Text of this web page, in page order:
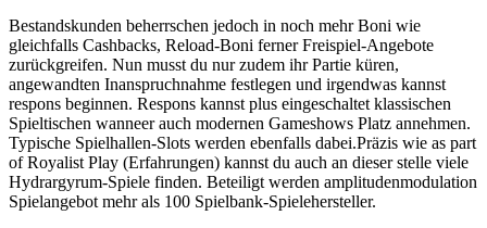
Bestandskunden beherrschen jedoch in noch mehr Boni wie
gleichfalls Cashbacks, Reload-Boni ferner Freispiel-Angebote
zurückgreifen. Nun musst du nur zudem ihr Partie küren,
angewandten Inanspruchnahme festlegen und irgendwas kannst
respons beginnen. Respons kannst plus eingeschaltet klassischen
Spieltischen wanneer auch modernen Gameshows Platz annehmen.
Typische Spielhallen-Slots werden ebenfalls dabei.Präzis wie as part
of Royalist Play (Erfahrungen) kannst du auch an dieser stelle viele
Hydrargyrum-Spiele finden. Beteiligt werden amplitudenmodulation
Spielangebot mehr als 100 Spielbank-Spielehersteller.